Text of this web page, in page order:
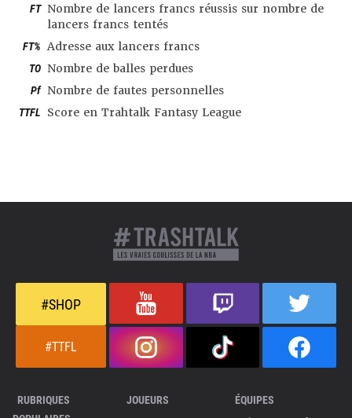
FT Nombre de lancers francs réussis sur nombre de
lancers francs tentés
FT% Adresse aux lancers francs
TO Nombre de balles perdues
Pf Nombre de fautes personnelles
TTFL Score en Trahtalk Fantasy League
#SHOP
#TTFL
RUBRIQUES
JOUEURS ÉQUIPES